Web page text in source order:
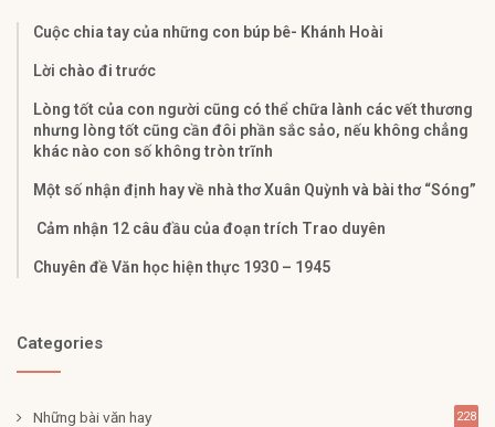
Cuộc chia tay của những con búp bê- Khánh Hoài
Lời chào đi trước
Lòng tốt của con người cũng có thể chữa lành các vết thương
nhưng lòng tốt cũng cần đôi phần sắc sảo, nếu không chẳng
khác nào con số không tròn trĩnh
Một số nhận định hay về nhà thơ Xuân Quỳnh và bài thơ “Sóng”
Cảm nhận 12 câu đầu của đoạn trích Trao duyên
Chuyên đề Văn học hiện thực 1930 – 1945
Categories
Những bài văn hay 228